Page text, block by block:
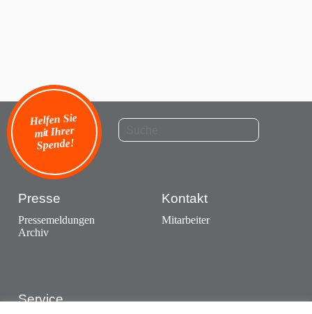
Helfen Sie
mit Ihrer
Spende!
Presse
Pressemeldungen
Archiv
Kontakt
Mitarbeiter
Service